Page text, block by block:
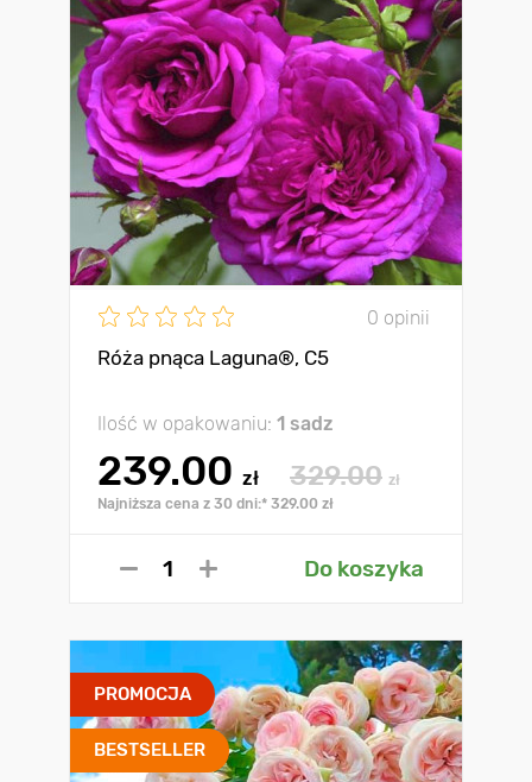
0 opinii
Róża pnąca Laguna®, C5
Ilość w opakowaniu: 1 sadz
239.00 zł 329.00 zł
Najniższa cena z 30 dni:* 329.00 zł
Do koszyka
PROMOCJA
BESTSELLER